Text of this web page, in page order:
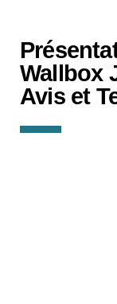
Wallbox
Avis et